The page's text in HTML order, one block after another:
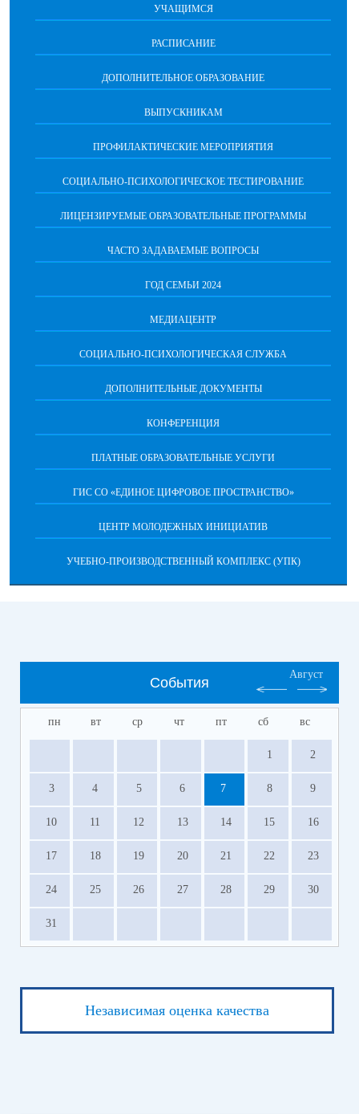
УЧАЩИМСЯ
РАСПИСАНИЕ
ДОПОЛНИТЕЛЬНОЕ ОБРАЗОВАНИЕ
ВЫПУСКНИКАМ
ПРОФИЛАКТИЧЕСКИЕ МЕРОПРИЯТИЯ
СОЦИАЛЬНО-ПСИХОЛОГИЧЕСКОЕ ТЕСТИРОВАНИЕ
ЛИЦЕНЗИРУЕМЫЕ ОБРАЗОВАТЕЛЬНЫЕ ПРОГРАММЫ
ЧАСТО ЗАДАВАЕМЫЕ ВОПРОСЫ
ГОД СЕМЬИ 2024
МЕДИАЦЕНТР
СОЦИАЛЬНО-ПСИХОЛОГИЧЕСКАЯ СЛУЖБА
ДОПОЛНИТЕЛЬНЫЕ ДОКУМЕНТЫ
КОНФЕРЕНЦИЯ
ПЛАТНЫЕ ОБРАЗОВАТЕЛЬНЫЕ УСЛУГИ
ГИС СО «ЕДИНОЕ ЦИФРОВОЕ ПРОСТРАНСТВО»
ЦЕНТР МОЛОДЕЖНЫХ ИНИЦИАТИВ
УЧЕБНО-ПРОИЗВОДСТВЕННЫЙ КОМПЛЕКС (УПК)
События
Август
пн вт ср чт пт сб вс
1 2
3 4 5 6 7 8 9
10 11 12 13 14 15 16
17 18 19 20 21 22 23
24 25 26 27 28 29 30
31
Независимая оценка качества